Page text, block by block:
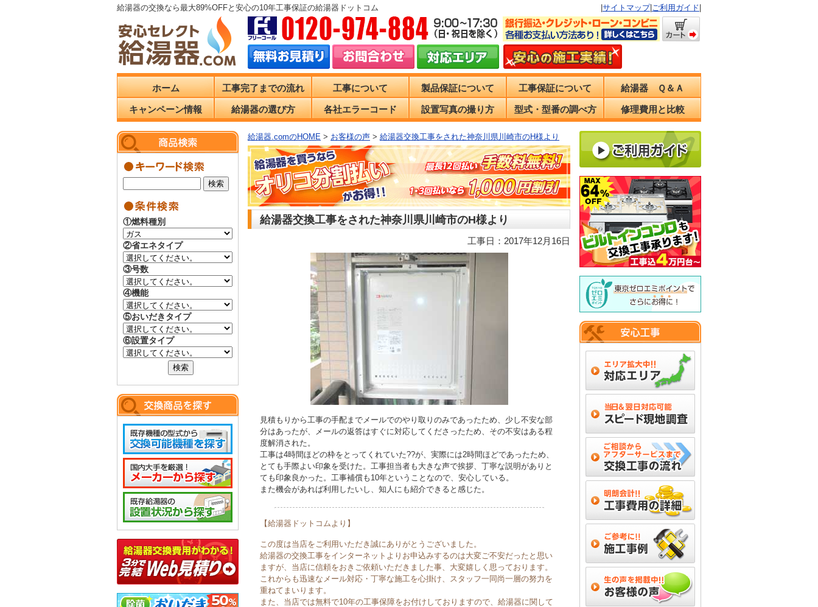
給湯器の交換なら最大89%OFFと安心の10年工事保証の給湯器ドットコム サイトマップ| ご利用ガイド
ホーム 工事完了までの流れ 工事について 製品保証について 工事保証について 給湯器 Ｑ＆Ａ
キャンペーン情報 給湯器の選び方 各社エラーコード 設置写真の撮り方 型式・型番の調べ方 修理費用と比較
①燃料種別
②省エネタイプ
③号数
④機能
⑤おいだきタイプ
⑥設置タイプ
給湯器.comのHOME > お客様の声 > 給湯器交換工事をされた神奈川県川崎市のH様より
給湯器交換工事をされた神奈川県川崎市のH様より
工事日：2017年12月16日
見積もりから工事の手配までメールでのやり取りのみであったため、少し不安な部
分はあったが、メールの返答はすぐに対応してくださったため、その不安はある程
度解消された。
工事は4時間ほどの枠をとってくれていた??が、実際には2時間ほどであったため、
とても手際よい印象を受けた。工事担当者も大きな声で挨拶、丁寧な説明がありと
ても印象良かった。工事補償も10年ということなので、安心している。
また機会があれば利用したいし、知人にも紹介できると感じた。
【給湯器ドットコムより】
この度は当店をご利用いただき誠にありがとうございました。
給湯器の交換工事をインターネットよりお申込みするのは大変ご不安だったと思い
ますが、当店に信頼をおきご依頼いただきました事、大変嬉しく思っております。
これからも迅速なメール対応・丁寧な施工を心掛け、スタッフ一同尚一層の努力を
重ねてまいります。
また、当店では無料で10年の工事保障をお付けしておりますので、給湯器に関して